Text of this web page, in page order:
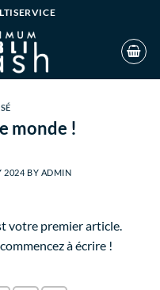
monde !
2024 BY ADMIN
votre premier article.
à écrire !